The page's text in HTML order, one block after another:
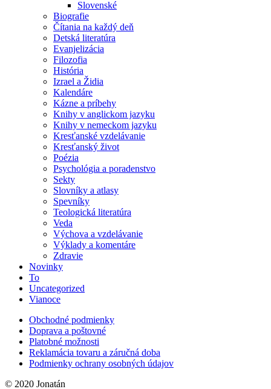
Slovenské
Biografie
Čítania na každý deň
Detská literatúra
Evanjelizácia
Filozofia
História
Izrael a Židia
Kalendáre
Kázne a príbehy
Knihy v anglickom jazyku
Knihy v nemeckom jazyku
Kresťanské vzdelávanie
Kresťanský život
Poézia
Psychológia a poradenstvo
Sekty
Slovníky a atlasy
Spevníky
Teologická literatúra
Veda
Výchova a vzdelávanie
Výklady a komentáre
Zdravie
Novinky
To
Uncategorized
Vianoce
Obchodné podmienky
Doprava a poštovné
Platobné možnosti
Reklamácia tovaru a záručná doba
Podmienky ochrany osobných údajov
© 2020 Jonatán